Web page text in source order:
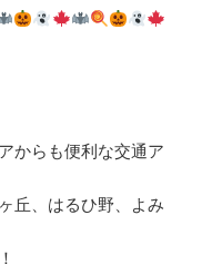
からも便利な交通ア
丘、はるひ野、よみ